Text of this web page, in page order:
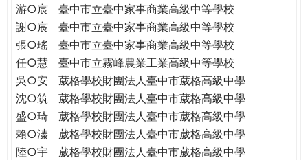
YOU
ON
THE
PATH
GLOBAL
CITIZENSHIP
游○宸
臺中市立臺中家事商業高級中等學校
謝○宸
臺中市立臺中家事商業高級中等學校
張○瑤
臺中市立臺中家事商業高級中等學校
任○慧
臺中市立霧峰農業工業高級中等學校
吳○安
葳格學校財團法人臺中市葳格高級中學
沈○筑
葳格學校財團法人臺中市葳格高級中學
盛○琦
葳格學校財團法人臺中市葳格高級中學
賴○溱
葳格學校財團法人臺中市葳格高級中學
陸○宇
葳格學校財團法人臺中市葳格高級中學